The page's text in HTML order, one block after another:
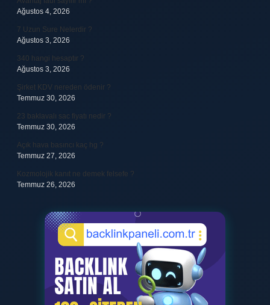
Ağustos 4, 2026
7 Uzun Sure Nelerdir ?
Ağustos 3, 2026
340 hangi hesaptır ?
Ağustos 3, 2026
Şirket KDV nereden ödenir ?
Temmuz 30, 2026
23 baklavalı sac fiyatı nedir ?
Temmuz 30, 2026
Açık hava basıncı kaç hg ?
Temmuz 27, 2026
Kozmolojik kanıt ne demek felsefe ?
Temmuz 26, 2026